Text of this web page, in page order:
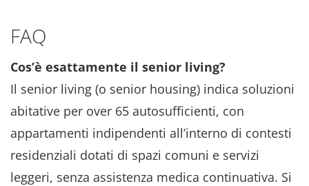
FAQ
Cos’è esattamente il senior living?
Il senior living (o senior housing) indica soluzioni
abitative per over 65 autosufficienti, con
appartamenti indipendenti all’interno di contesti
residenziali dotati di spazi comuni e servizi
leggeri, senza assistenza medica continuativa. Si